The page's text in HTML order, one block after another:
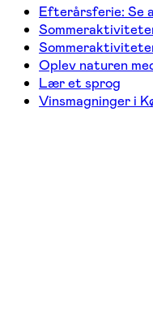
Efterårsferie: Se
Oplev naturen
Lær et sprog
Vinsmagninger i